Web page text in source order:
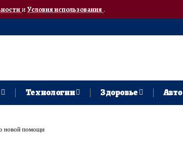
и Условия использования.
Технологии Здоровье Авто
новой помощи